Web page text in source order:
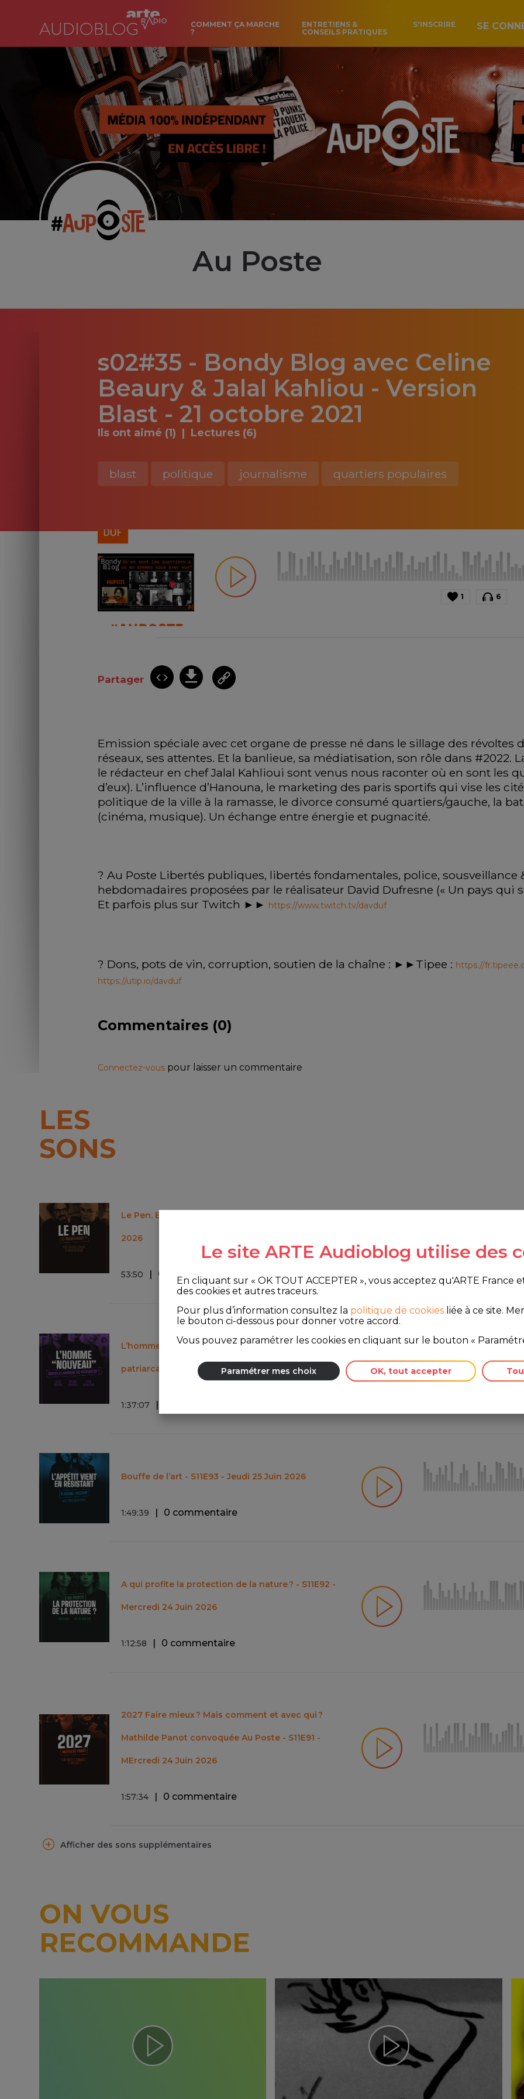
COMMENT ÇA MARCHE
?
ENTRETIENS &
CONSEILS PRATIQUES
S'INSCRIRE SE
Au Poste
s02#35 - Bondy Blog avec Celine
Beaury & Jalal Kahliou - Version
Blast - 21 octobre 2021
Ils ont aimé (1) Lectures (6)
blast politique journalisme quartiers populaires
1 6
Partager
Emission spéciale avec cet organe de presse né dans le sillage des révoltes
réseaux, ses attentes. Et la banlieue, sa médiatisation, son rôle dans #2022.
le rédacteur en chef Jalal Kahlioui sont venus nous raconter où en sont les
d’eux). L’influence d’Hanouna, le marketing des paris sportifs qui vise les
politique de la ville à la ramasse, le divorce consumé quartiers/gauche, la
(cinéma, musique). Un échange entre énergie et pugnacité.
? Au Poste Libertés publiques, libertés fondamentales, police, sousveillance
hebdomadaires proposées par le réalisateur David Dufresne (« Un pays qui
Et parfois plus sur Twitch ►►
https://www.twitch.tv/davduf
? Dons, pots de vin, corruption, soutien de la chaîne : ►►Tipee : https://
https://utip.io/davduf
Commentaires (0)
Connectez-vous pour laisser un commentaire
LES
SONS
Le Pen. Et maintenant ? - S11E95 - Mardi 08 Juillet
2026
53:50 0 commentaire
L’homme “nouveau”, nouvelle arnaque du
patriarcat ? - S11E94 - Mardi 30 Juin 2026
1:37:07
Bouffe de l’art - S11E93 - Jeudi 25 Juin 2026
1:49:39 0 commentaire
A qui profite la protection de la nature ? - S11E92 -
Mercredi 24 Juin 2026
1:12:58 0 commentaire
2027 Faire mieux ? Mais comment et avec qui ?
Mathilde Panot convoquée Au Poste - S11E91 -
MErcredi 24 Juin 2026
1:57:34 0 commentaire
Afficher des sons supplémentaires
ON VOUS
RECOMMANDE
Le site ARTE Audioblog utilise des
En cliquant sur « OK TOUT ACCEPTER », vous acceptez qu'ARTE France
des cookies et autres traceurs.
Pour plus d’information consultez la politique de cookies liée à ce site.
le bouton ci-dessous pour donner votre accord.
Vous pouvez paramétrer les cookies en cliquant sur le bouton «
Paramétrer mes choix OK, tout accepter